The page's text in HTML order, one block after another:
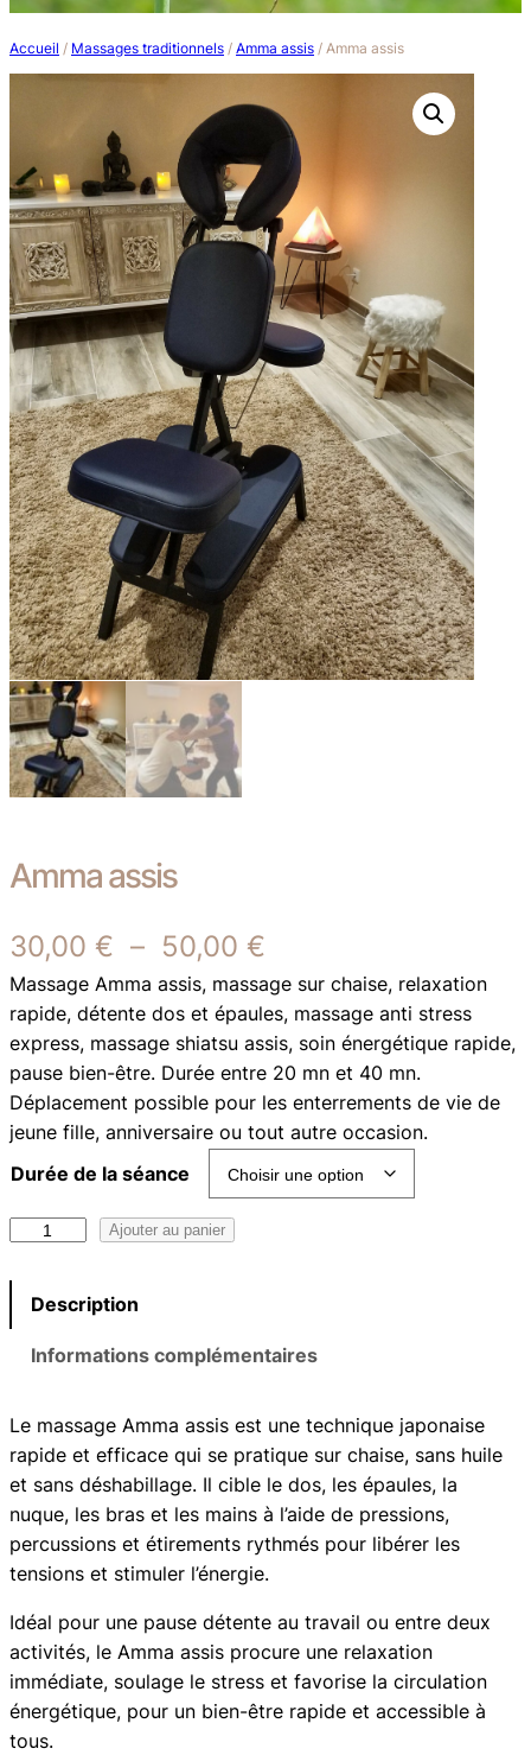
Accueil / Massages traditionnels / Amma assis / Amma assis
Amma assis
30,00 € – 50,00 €
l
a
g
e
d
i
:
3
0
,
0
0
Massage Amma assis, massage sur chaise, relaxation
rapide, détente dos et épaules, massage anti stress
express, massage shiatsu assis, soin énergétique rapide,
pause bien-être. Durée entre 20 mn et 40 mn.
Déplacement possible pour les enterrements de vie de
jeune fille, anniversaire ou tout autre occasion.
Durée de la séance
é
d
e
A
m
m
a
a
s
s
i
Ajouter au panier
Description
Informations complémentaires
Le massage Amma assis est une technique japonaise
rapide et efficace qui se pratique sur chaise, sans huile
et sans déshabillage. Il cible le dos, les épaules, la
nuque, les bras et les mains à l’aide de pressions,
percussions et étirements rythmés pour libérer les
tensions et stimuler l’énergie.
Idéal pour une pause détente au travail ou entre deux
activités, le Amma assis procure une relaxation
immédiate, soulage le stress et favorise la circulation
énergétique, pour un bien-être rapide et accessible à
tous.